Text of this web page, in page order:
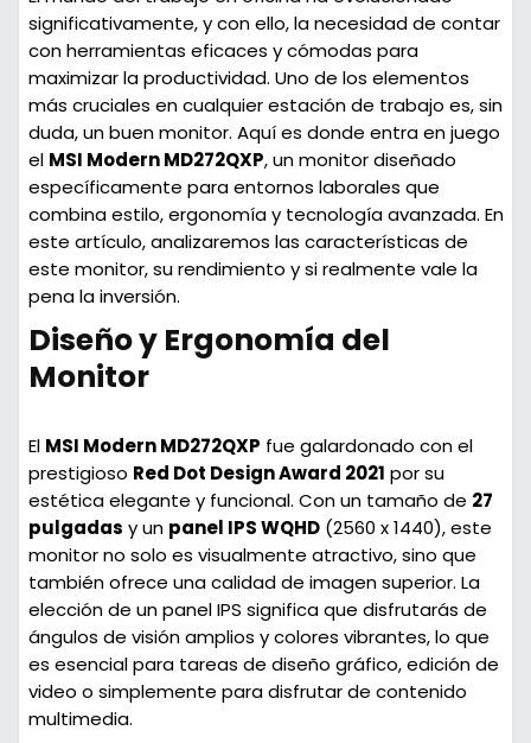
significativamente, y con ello, la necesidad de contar
con herramientas eficaces y cómodas para
maximizar la productividad. Uno de los elementos
más cruciales en cualquier estación de trabajo es, sin
duda, un buen monitor. Aquí es donde entra en juego
el MSI Modern MD272QXP, un monitor diseñado
específicamente para entornos laborales que
combina estilo, ergonomía y tecnología avanzada. En
este artículo, analizaremos las características de
este monitor, su rendimiento y si realmente vale la
pena la inversión.
Diseño y Ergonomía del
Monitor
El MSI Modern MD272QXP fue galardonado con el
prestigioso Red Dot Design Award 2021 por su
estética elegante y funcional. Con un tamaño de 27
pulgadas y un panel IPS WQHD(2560 x 1440), este
monitor no solo es visualmente atractivo, sino que
también ofrece una calidad de imagen superior. La
elección de un panel IPS significa que disfrutarás de
ángulos de visión amplios y colores vibrantes, lo que
es esencial para tareas de diseño gráfico, edición de
video o simplemente para disfrutar de contenido
multimedia.